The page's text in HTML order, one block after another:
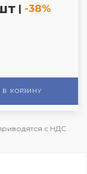
| -38%
В КОРЗИНУ
с НДС